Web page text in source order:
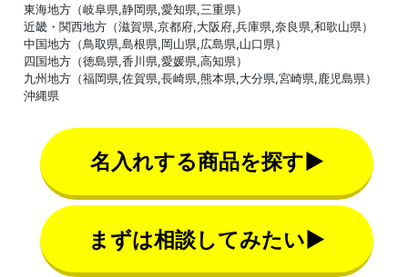
東海地方（岐阜県,静岡県,愛知県,三重県）
近畿・関西地方（滋賀県,京都府,大阪府,兵庫県,奈良県,和歌山県）
中国地方（鳥取県,島根県,岡山県,広島県,山口県）
四国地方（徳島県,香川県,愛媛県,高知県）
九州地方（福岡県,佐賀県,長崎県,熊本県,大分県,宮崎県,鹿児島県）
沖縄県
名入れする商品を探す▶
まずは相談してみたい▶